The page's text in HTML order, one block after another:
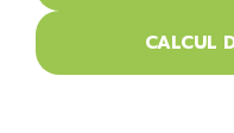
CALCUL